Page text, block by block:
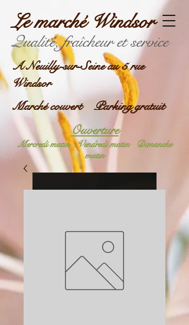
Le marché Windsor
Qualité, fraîcheur et service
A Neuilly-sur-Seine au 5 rue
Windsor
Marché couvert Parking gratuit
Ouverture
Mercredi matinVendredi matin Dimanche
matin